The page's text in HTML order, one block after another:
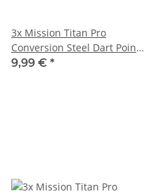
3x Mission Titan Pro
Conversion Steel Dart Points
- Grooved - Gradient Green
9,99 € *